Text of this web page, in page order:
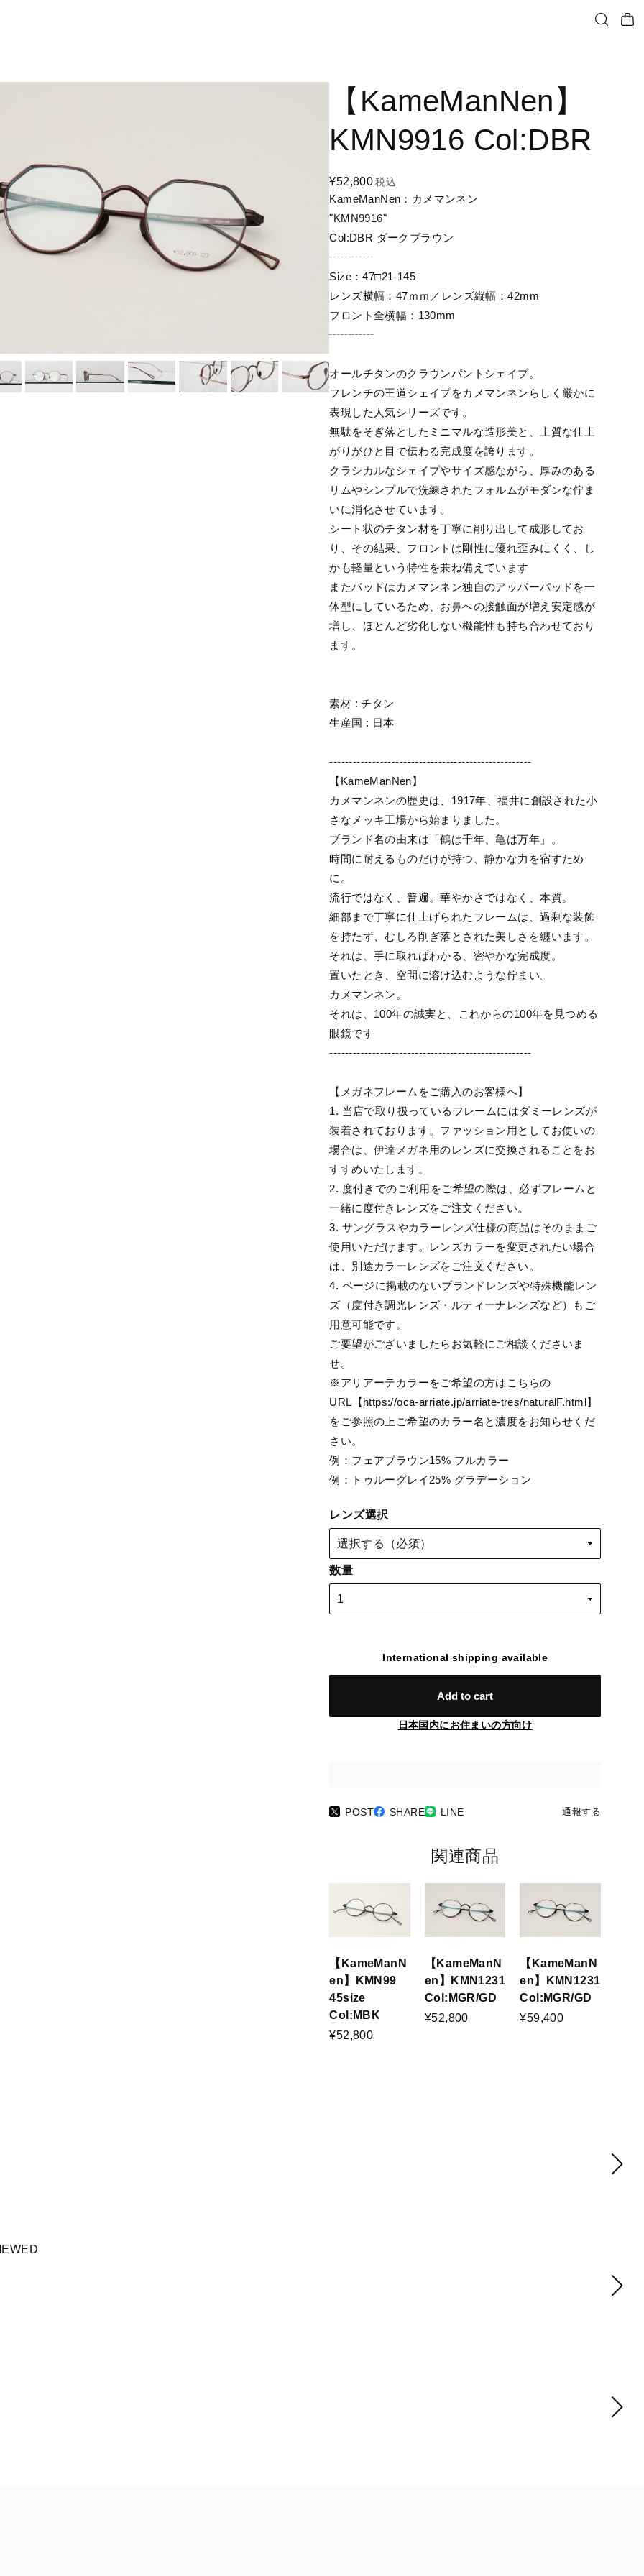
【KameManNen】
KMN9916 Col:DBR
¥52,800 税込
KameManNen：カメマンネン
"KMN9916"
Col:DBR ダークブラウン
┄┄┄┄
Size：47□21-145
レンズ横幅：47ｍｍ／レンズ縦幅：42mm
フロント全横幅：130mm
┄┄┄┄
オールチタンのクラウンパントシェイプ。
フレンチの王道シェイプをカメマンネンらしく厳かに
表現した人気シリーズです。
無駄をそぎ落としたミニマルな造形美と、上質な仕上
がりがひと目で伝わる完成度を誇ります。
クラシカルなシェイプやサイズ感ながら、厚みのある
リムやシンプルで洗練されたフォルムがモダンな佇ま
いに消化させています。
シート状のチタン材を丁寧に削り出して成形してお
り、その結果、フロントは剛性に優れ歪みにくく、し
かも軽量という特性を兼ね備えています
またパッドはカメマンネン独自のアッパーパッドを一
体型にしているため、お鼻への接触面が増え安定感が
増し、ほとんど劣化しない機能性も持ち合わせており
ます。
素材 : チタン
生産国 : 日本
----------------------------------------------------
【KameManNen】
カメマンネンの歴史は、1917年、福井に創設された小
さなメッキ工場から始まりました。
ブランド名の由来は「鶴は千年、亀は万年」。
時間に耐えるものだけが持つ、静かな力を宿すため
に。
流行ではなく、普遍。華やかさではなく、本質。
細部まで丁寧に仕上げられたフレームは、過剰な装飾
を持たず、むしろ削ぎ落とされた美しさを纏います。
それは、手に取ればわかる、密やかな完成度。
置いたとき、空間に溶け込むような佇まい。
カメマンネン。
それは、100年の誠実と、これからの100年を見つめる
眼鏡です
----------------------------------------------------
【メガネフレームをご購入のお客様へ】
1. 当店で取り扱っているフレームにはダミーレンズが
装着されております。ファッション用としてお使いの
場合は、伊達メガネ用のレンズに交換されることをお
すすめいたします。
2. 度付きでのご利用をご希望の際は、必ずフレームと
一緒に度付きレンズをご注文ください。
3. サングラスやカラーレンズ仕様の商品はそのままご
使用いただけます。レンズカラーを変更されたい場合
は、別途カラーレンズをご注文ください。
4. ページに掲載のないブランドレンズや特殊機能レン
ズ（度付き調光レンズ・ルティーナレンズなど）もご
用意可能です。
ご要望がございましたらお気軽にご相談くださいま
せ。
※アリアーテカラーをご希望の方はこちらの
URL【https://oca-arriate.jp/arriate-tres/naturalF.html】
をご参照の上ご希望のカラー名と濃度をお知らせくだ
さい。
例：フェアブラウン15% フルカラー
例：トゥルーグレイ25% グラデーション
レンズ選択
数量
International shipping available
Add to cart
日本国内にお住まいの方向け
POST SHARE LINE 通報する
関連商品
【KameManN
en】KMN99
45size
Col:MBK
¥52,800
【KameManN
en】KMN1231
Col:MGR/GD
¥52,800
【KameManN
en】KMN1231
Col:MGR/GD
¥59,400